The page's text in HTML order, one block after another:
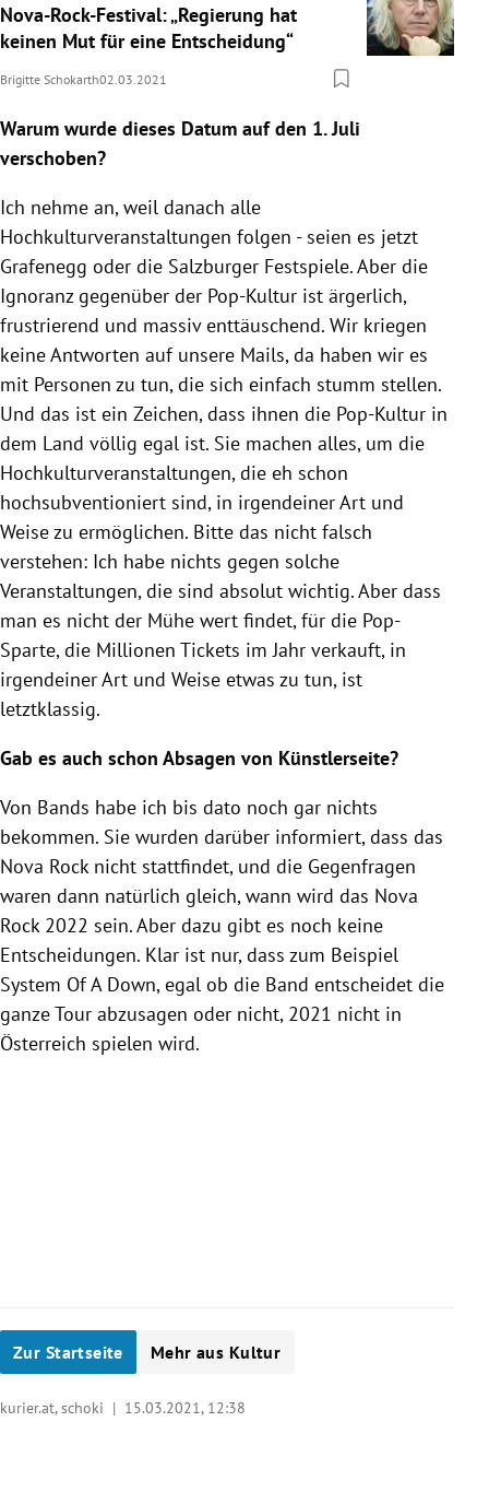
Nova-Rock-Festival: „Regierung hat
keinen Mut für eine Entscheidung“
Brigitte Schokarth02.03.2021
Warum wurde dieses Datum auf den 1. Juli
verschoben?
Ich nehme an, weil danach alle
Hochkulturveranstaltungen folgen - seien es jetzt
Grafenegg oder die Salzburger Festspiele. Aber die
Ignoranz gegenüber der Pop-Kultur ist ärgerlich,
frustrierend und massiv enttäuschend. Wir kriegen
keine Antworten auf unsere Mails, da haben wir es
mit Personen zu tun, die sich einfach stumm stellen.
Und das ist ein Zeichen, dass ihnen die Pop-Kultur in
dem Land völlig egal ist. Sie machen alles, um die
Hochkulturveranstaltungen, die eh schon
hochsubventioniert sind, in irgendeiner Art und
Weise zu ermöglichen. Bitte das nicht falsch
verstehen: Ich habe nichts gegen solche
Veranstaltungen, die sind absolut wichtig. Aber dass
man es nicht der Mühe wert findet, für die Pop-
Sparte, die Millionen Tickets im Jahr verkauft, in
irgendeiner Art und Weise etwas zu tun, ist
letztklassig.
Gab es auch schon Absagen von Künstlerseite?
Von Bands habe ich bis dato noch gar nichts
bekommen. Sie wurden darüber informiert, dass das
Nova Rock nicht stattfindet, und die Gegenfragen
waren dann natürlich gleich, wann wird das Nova
Rock 2022 sein. Aber dazu gibt es noch keine
Entscheidungen. Klar ist nur, dass zum Beispiel
System Of A Down, egal ob die Band entscheidet die
ganze Tour abzusagen oder nicht, 2021 nicht in
Österreich spielen wird.
Zur Startseite Mehr aus Kultur
kurier.at, schoki | 15.03.2021, 12:38